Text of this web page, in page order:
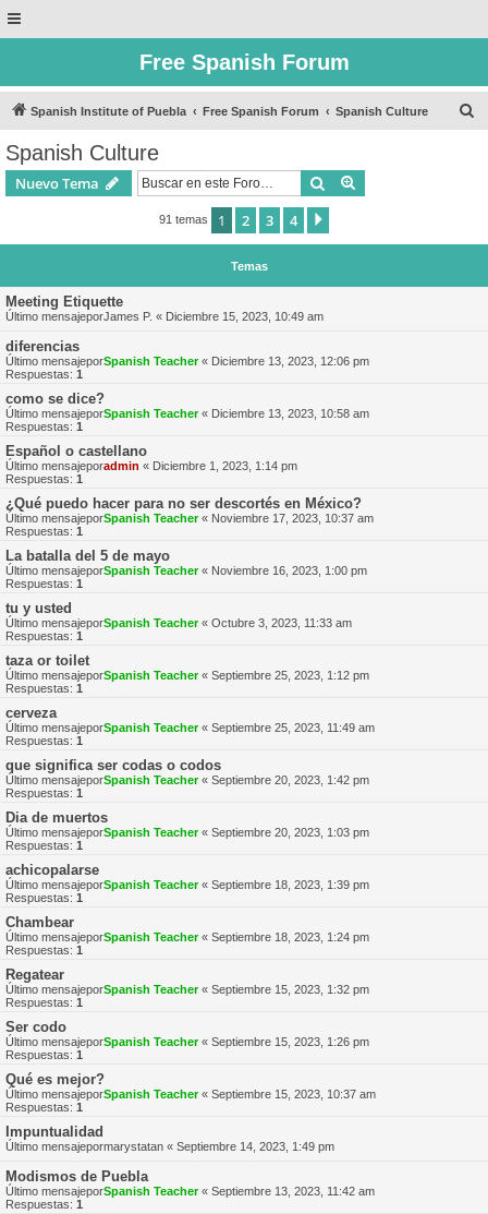
Free Spanish Forum
Spanish Institute of Puebla Free Spanish Forum Spanish Culture
Spanish Culture
Nuevo Tema Buscar
91 temas 1 2 3 4
Temas
Meeting Etiquette
Último mensajeporJames P. « Diciembre 15, 2023, 10:49 am
diferencias
Último mensajeporSpanish Teacher« Diciembre 13, 2023, 12:06 pm
Respuestas: 1
como se dice?
Último mensajeporSpanish Teacher« Diciembre 13, 2023, 10:58 am
Respuestas: 1
Español o castellano
Último mensajeporadmin « Diciembre 1, 2023, 1:14 pm
Respuestas: 1
¿Qué puedo hacer para no ser descortés en México?
Último mensajeporSpanish Teacher« Noviembre 17, 2023, 10:37 am
Respuestas: 1
La batalla del 5 de mayo
Último mensajeporSpanish Teacher« Noviembre 16, 2023, 1:00 pm
Respuestas: 1
tu y usted
Último mensajeporSpanish Teacher« Octubre 3, 2023, 11:33 am
Respuestas: 1
taza or toilet
Último mensajeporSpanish Teacher« Septiembre 25, 2023, 1:12 pm
Respuestas: 1
cerveza
Último mensajeporSpanish Teacher« Septiembre 25, 2023, 11:49 am
Respuestas: 1
que significa ser codas o codos
Último mensajeporSpanish Teacher« Septiembre 20, 2023, 1:42 pm
Respuestas: 1
Dia de muertos
Último mensajeporSpanish Teacher« Septiembre 20, 2023, 1:03 pm
Respuestas: 1
achicopalarse
Último mensajeporSpanish Teacher« Septiembre 18, 2023, 1:39 pm
Respuestas: 1
Chambear
Último mensajeporSpanish Teacher« Septiembre 18, 2023, 1:24 pm
Respuestas: 1
Regatear
Último mensajeporSpanish Teacher« Septiembre 15, 2023, 1:32 pm
Respuestas: 1
Ser codo
Último mensajeporSpanish Teacher« Septiembre 15, 2023, 1:26 pm
Respuestas: 1
Qué es mejor?
Último mensajeporSpanish Teacher« Septiembre 15, 2023, 10:37 am
Respuestas: 1
Impuntualidad
Último mensajepormarystatan « Septiembre 14, 2023, 1:49 pm
Modismos de Puebla
Último mensajeporSpanish Teacher« Septiembre 13, 2023, 11:42 am
Respuestas: 1